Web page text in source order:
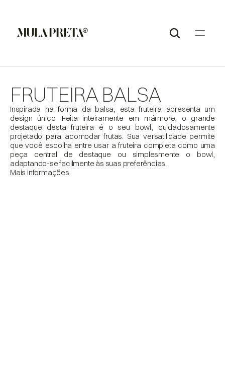
FRUTEIRA BALSA
Inspirada na forma da balsa, esta fruteira apresenta um
design único. Feita inteiramente em mármore, o grande
destaque desta fruteira é o seu bowl, cuidadosamente
projetado para acomodar frutas. Sua versatilidade permite
que você escolha entre usar a fruteira completa como uma
peça central de destaque ou simplesmente o bowl,
adaptando-se facilmente às suas preferências.
Mais informações